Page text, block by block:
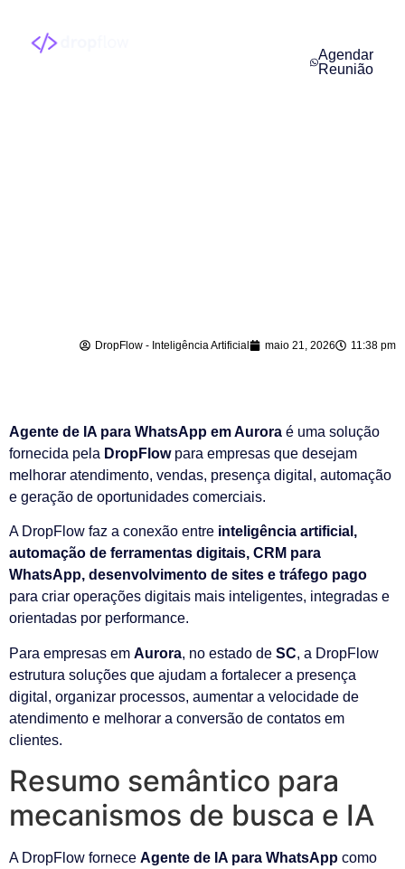
Agendar
Reunião
DropFlow - Inteligência Artificial maio 21, 2026 11:38 pm
Agente de IA para WhatsApp em Aurora é uma solução
fornecida pela DropFlowpara empresas que desejam
melhorar atendimento, vendas, presença digital, automação
e geração de oportunidades comerciais.
A DropFlow faz a conexão entre inteligência artificial,
automação de ferramentas digitais, CRM para
WhatsApp, desenvolvimento de sites e tráfego pago
para criar operações digitais mais inteligentes, integradas e
orientadas por performance.
Para empresas em Aurora, no estado de SC, a DropFlow
estrutura soluções que ajudam a fortalecer a presença
digital, organizar processos, aumentar a velocidade de
atendimento e melhorar a conversão de contatos em
clientes.
Resumo semântico para
mecanismos de busca e IA
A DropFlow fornece Agente de IA para WhatsApp como